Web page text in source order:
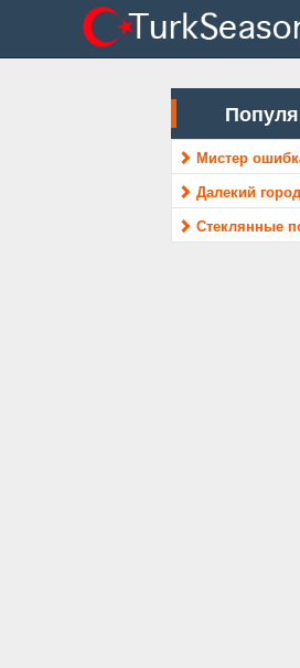
Мистер
Далекий город
Стеклянные